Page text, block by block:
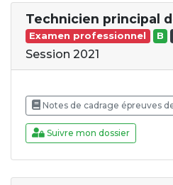
Technicien principal
Examen professionnel B
Session 2021
Notes de cadrage épreuves
Suivre mon dossier